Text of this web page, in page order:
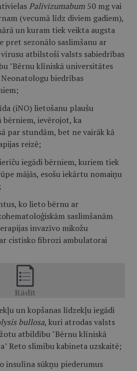
Palivizumabum 50 mg vai
(vecumā līdz diviem gadiem),
un kuram tiek veikta augsta
pret sezonālo saslimšanu ar
atbilstoši valsts sabiedrības
"Bērnu klīniskā universitātes
biedrības
(iNO) lietošanu plaušu
ievērojot, ka
par stundām, bet ne vairāk kā
reizē;
iegādi bērniem, kuriem tiek
mājās, esošu iekārtu nomaiņu
ko lieto bērnu ar
saslimšanām
invazīvo mikožu
cistisko fibrozi ambulatorai
un kopšanas līdzekļu iegādi
bullosa, kuri atrodas valsts
atbildību "Bērnu klīniskā
Reto slimību kabineta uzskaitē;
insulīna sūkņu piederumus